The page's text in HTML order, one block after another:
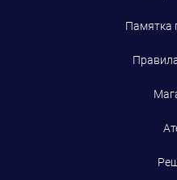
Памятка